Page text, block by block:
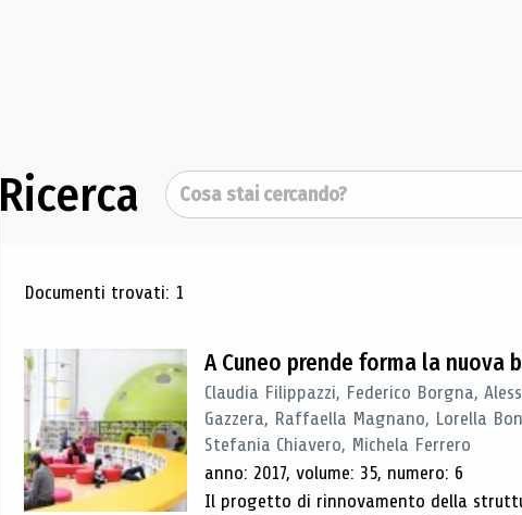
Ricerca Cerca
Risultati di ricerca
Documenti trovati: 1
A Cuneo prende forma la nuova
Claudia Filippazzi, Federico Borgna,
Gazzera, Raffaella Magnano, Lorella
Stefania Chiavero, Michela Ferrero
anno: 2017, volume: 35, numero: 6
Il progetto di rinnovamento della